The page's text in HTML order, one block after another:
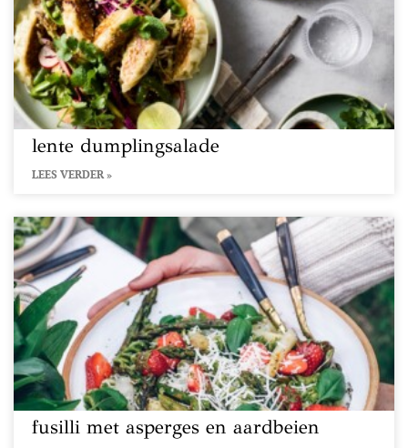
lente dumplingsalade
LEES VERDER »
fusilli met asperges en aardbeien